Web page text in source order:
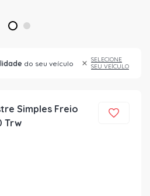
1 2
do seu veículo
SELECIONE
SEU VEÍCULO
Simples Freio
Trw